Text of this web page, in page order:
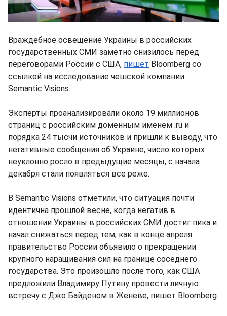
Враждебное освещение Украины в российских
государственных СМИ заметно снизилось перед
переговорами России с США, пишет Bloomberg со
ссылкой на исследование чешской компании
Semantic Visions.
Эксперты проанализировали около 19 миллионов
страниц с российским доменным именем .ru и
порядка 24 тысчи источников и пришли к выводу, что
негативные сообщения об Украине, число которых
неуклонно росло в предыдущие месяцы, с начала
декабря стали появляться все реже.
В Semantic Visions отметили, что ситуация почти
идентична прошлой весне, когда негатив в
отношении Украины в российских СМИ достиг пика и
начал снижаться перед тем, как в конце апреля
правительство России объявило о прекращении
крупного наращивания сил на границе соседнего
государства. Это произошло после того, как США
предложили Владимиру Путину провести личную
встречу с Джо Байденом в Женеве, пишет Bloomberg.